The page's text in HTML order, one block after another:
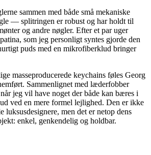
sammen med både små mekaniske
— splitringen er robust og har holdt til
og andre nøgler. Efter et par uger
som jeg personligt syntes gjorde den
puds med en mikrofiberklud bringer
masseproducerede keychains føles Georg
Sammenlignet med læderfobber
jeg vil have noget der både kan bæres i
ved en mere formel lejlighed. Den er ikke
luksusdesignere, men det er netop dens
enkel, genkendelig og holdbar.